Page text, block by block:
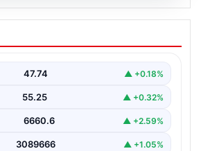
için meydan
47.74 ▲ +0.18%
55.25 ▲ +0.32%
6660.6 ▲ +2.59%
3089666 ▲ +1.05%